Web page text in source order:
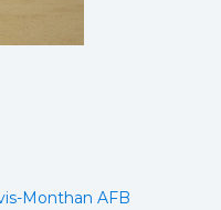
Monthan AFB